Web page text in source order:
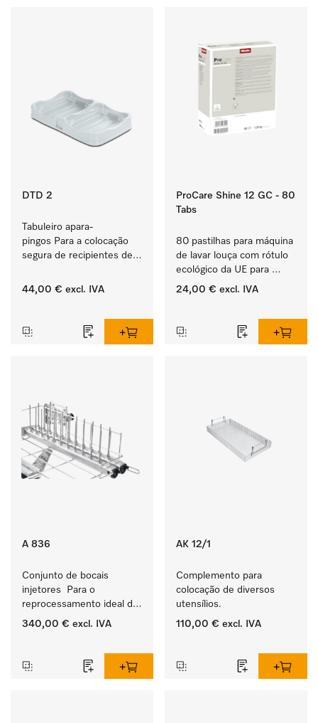
DTD 2
Tabuleiro apara-
pingos Para a colocação
segura de recipientes de
44,00 € excl. IVA
ProCare Shine 12 GC - 80
Tabs
80 pastilhas para máquina
de lavar louça com rótulo
ecológico da UE para
limpar louça, talheres e
24,00 € excl. IVA
A 836
Conjunto de bocais
injetores  Para o
reprocessamento ideal de
instrumentos com lúmens
340,00 € excl. IVA
AK 12/1
Complemento para
colocação de diversos
utensílios.
110,00 € excl. IVA